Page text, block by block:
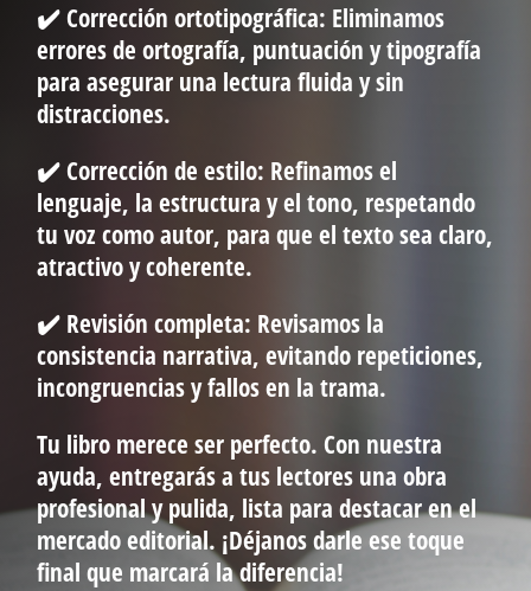
✔️Corrección ortotipográfica: Eliminamos
errores de ortografía, puntuación y tipografía
para asegurar una lectura fluida y sin
distracciones.
✔️Corrección de estilo: Refinamos el
lenguaje, la estructura y el tono, respetando
tu voz como autor, para que el texto sea claro,
atractivo y coherente.
✔️ Revisión completa: Revisamos la
consistencia narrativa, evitando repeticiones,
incongruencias y fallos en la trama.
Tu libro merece ser perfecto. Con nuestra
ayuda, entregarás a tus lectores una obra
profesional y pulida, lista para destacar en el
mercado editorial. ¡Déjanos darle ese toque
final que marcará la diferencia!